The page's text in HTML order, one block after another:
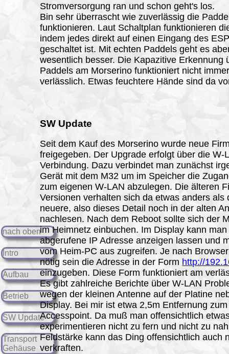
nach oben
Intro
Aufbau
Betrieb
SW Update
Transport
Gehäuse
Stromversorgung ran und schon geht's los.
Bin sehr überrascht wie zuverlässig die
funktionieren. Laut Schaltplan funktionieren
indem jedes direkt auf einen Eingang des
geschaltet ist. Mit echten Paddels geht es
wesentlich besser. Die Kapazitive Erkennung
Paddels am Morserino funktioniert nicht
verlässlich. Etwas feuchtere Hände sind da
SW Update
Seit dem Kauf des Morserino wurde neue
freigegeben. Der Upgrade erfolgt über die W-
Verbindung. Dazu verbindet man zunächst
Gerät mit dem M32 um im Speicher die
zum eigenen W-LAN abzulegen. Die älteren
Versionen verhalten sich da etwas anders als
neuere, also dieses Detail noch in der alten
nachlesen. Nach dem Reboot sollte sich der
im Heimnetz einbuchen. Im Display kann
abgerufene IP Adresse anzeigen lassen und
vom Heim-PC aus zugreifen. Je nach
nötig sein die Adresse in der Form http://
einzugeben. Diese Form funktioniert am
Es gibt zahlreiche Berichte über W-LAN
wegen der kleinen Antenne auf der Platine
Display. Bei mir ist etwa 2,5m Entfernung
Accesspoint. Da muß man offensichtlich
experimentieren nicht zu fern und nicht zu
Feldstärke kann das Ding offensichtlich auch
verkraften.